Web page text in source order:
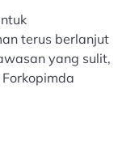
terus berlanjut
yang sulit,